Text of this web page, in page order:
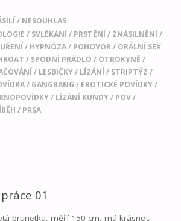
/ NESOUHLAS
/ SVLÉKÁNÍ / PRSTĚNÍ / ZNÁSILNĚNÍ /
/ HYPNÓZA/ POHOVOR/ ORÁLNÍ SEX
/ SPODNÍ PRÁDLO / OTROKYNĚ /
/ LESBIČKY/ LÍZÁNÍ / STRIPTÝZ /
/ GANGBANG / EROTICKÉ POVÍDKY/
/ LÍZÁNÍ KUNDY/ POV/
/ PRSA
01
brunetka, měří 150 cm, má krásnou